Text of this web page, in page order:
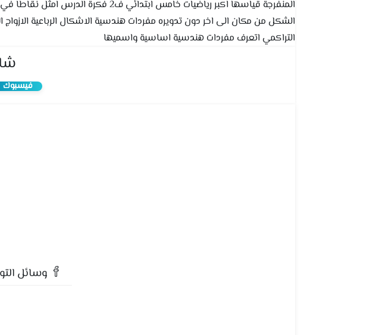
المنفرجة قياسها اكبر رياضيات
الشكل من مكان الى اخر دون تدويره مفردات هندسية الاشكال الرباعية الازواج
التراكمي اتعرف مفردات هندسية اساسية واسميها
فيسبوك
وسائل